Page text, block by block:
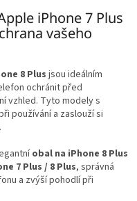
iPhone 7 Plus
vašeho
8 Plus jsou ideálním
ochránit před
vzhled. Tyto modely s
používání a zaslouží si
obal na iPhone 8 Plus
7 Plus / 8 Plus, správná
a zvýší pohodlí při